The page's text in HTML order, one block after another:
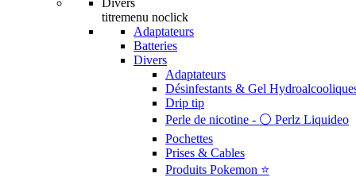
Divers
titremenu noclick
Adaptateurs
Batteries
Divers
Adaptateurs
Désinfestants & Gel
Drip tip
Perle de nicotine - ⚪️ Perlz Liquideo
Pochettes
Prises & Cables
Produits Pokemon ⭐️